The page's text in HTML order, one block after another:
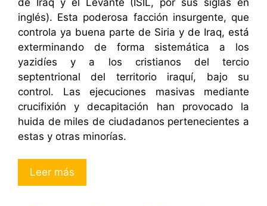
inglés). Esta poderosa facción insurgente, que
controla ya buena parte de Siria y de Iraq, está
exterminando de forma sistemática a los
yazidíes y a los cristianos del tercio
septentrional del territorio iraquí, bajo su
control. Las ejecuciones masivas mediante
crucifixión y decapitación han provocado la
huida de miles de ciudadanos pertenecientes a
estas y otras minorías.
Leer más